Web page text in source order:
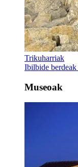
Trikuharriak
Ibilbide berdeak
Museoak